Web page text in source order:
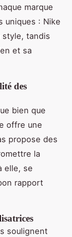
marque
uniques : Nike
tandis
et sa
des
bien que
offre une
propose des
la
elle, se
rapport
soulignent